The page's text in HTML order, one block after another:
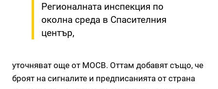
Регионалната инспекция по
околна среда в Спасителния
център,
уточняват още от МОСВ. Оттам добавят също, че
броят на сигналите и предписанията от страна